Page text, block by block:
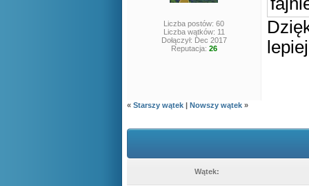
Liczba postów: 60
Liczba wątków: 11
Dołączył: Dec 2017
Reputacja: 26
« Starszy wątek | Nowszy wątek »
Wątek: